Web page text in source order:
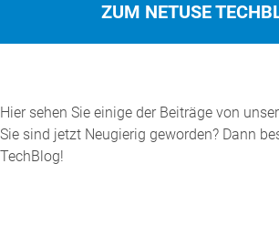
ZUM NETUSE
Hier sehen Sie einige der Beiträge von
Sie sind jetzt Neugierig geworden? Dann
TechBlog!